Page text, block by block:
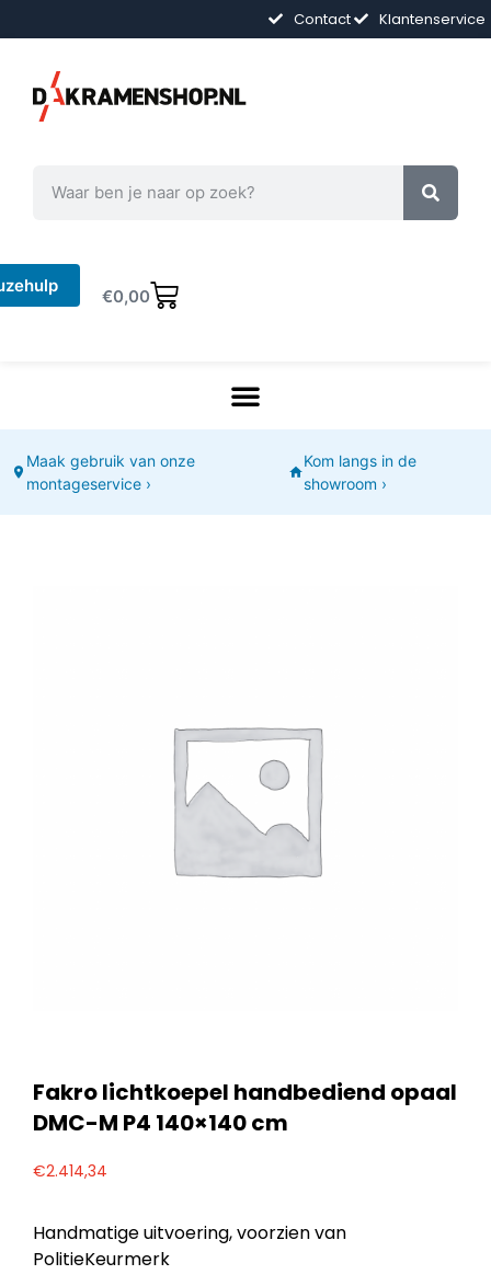
Contact Klantenservice
€0,00
Maak gebruik van onze
montageservice ›
Kom langs in de
showroom ›
Fakro lichtkoepel handbediend opaal
DMC-M P4 140×140 cm
€2.414,34
Handmatige uitvoering, voorzien van
PolitieKeurmerk